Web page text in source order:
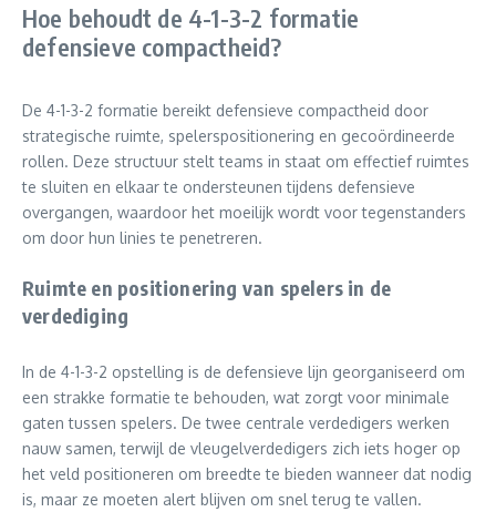
Hoe behoudt de 4-1-3-2 formatie
defensieve compactheid?
De 4-1-3-2 formatie bereikt defensieve compactheid door
strategische ruimte, spelerspositionering en gecoördineerde
rollen. Deze structuur stelt teams in staat om effectief ruimtes
te sluiten en elkaar te ondersteunen tijdens defensieve
overgangen, waardoor het moeilijk wordt voor tegenstanders
om door hun linies te penetreren.
Ruimte en positionering van spelers in de
verdediging
In de 4-1-3-2 opstelling is de defensieve lijn georganiseerd om
een strakke formatie te behouden, wat zorgt voor minimale
gaten tussen spelers. De twee centrale verdedigers werken
nauw samen, terwijl de vleugelverdedigers zich iets hoger op
het veld positioneren om breedte te bieden wanneer dat nodig
is, maar ze moeten alert blijven om snel terug te vallen.